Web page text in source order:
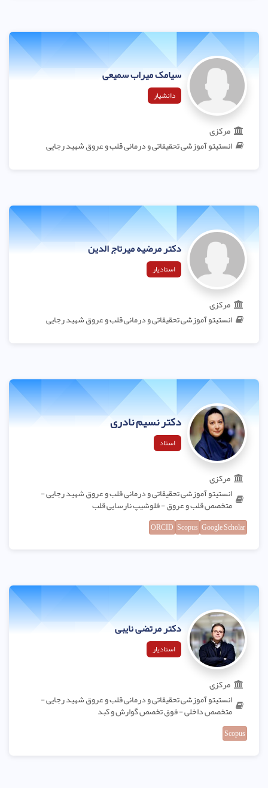
سیامک میراب سمیعی
دانشیار
مرکزی
انستیتو آموزشی تحقیقاتی و درمانی قلب و عروق شهید رجایی
دکتر مرضیه میرتاج الدین
استادیار
مرکزی
انستیتو آموزشی تحقیقاتی و درمانی قلب و عروق شهید رجایی
دکتر نسیم نادری
استاد
مرکزی
انستیتو آموزشی تحقیقاتی و درمانی قلب و عروق شهید رجایی -
متخصص قلب و عروق - فلوشیپ نارسایی قلب
Google Scholar
Scopus
ORCID
دکتر مرتضی نایبی
استادیار
مرکزی
انستیتو آموزشی تحقیقاتی و درمانی قلب و عروق شهید رجایی -
متخصص داخلی - فوق تخصص گوارش و کبد
Scopus